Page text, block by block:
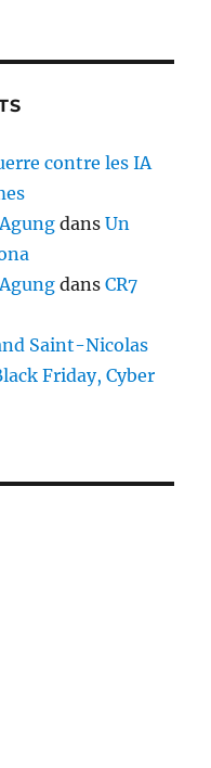
contre les IA
dansUn
dansCR7
Saint-Nicolas
Friday, Cyber